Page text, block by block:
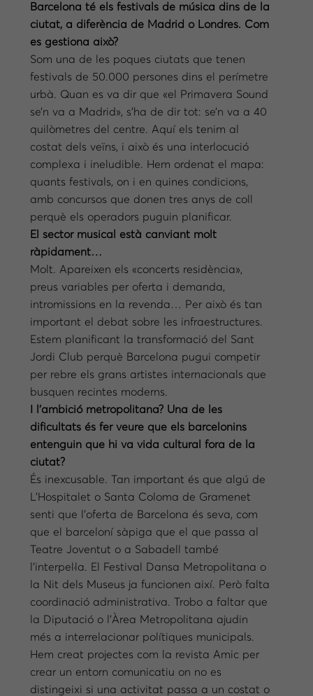
Barcelona té els festivals de música dins de la
ciutat, a diferència de Madrid o Londres. Com
es gestiona això?
Som una de les poques ciutats que tenen
festivals de 50.000 persones dins el perímetre
urbà. Quan es va dir que «el Primavera Sound
se’n va a Madrid», s’ha de dir tot: se’n va a 40
quilòmetres del centre. Aquí els tenim al
costat dels veïns, i això és una interlocució
complexa i ineludible. Hem ordenat el mapa:
quants festivals, on i en quines condicions,
amb concursos que donen tres anys de coll
perquè els operadors puguin planificar.
El sector musical està canviant molt
ràpidament…
Molt. Apareixen els «concerts residència»,
preus variables per oferta i demanda,
intromissions en la revenda… Per això és tan
important el debat sobre les infraestructures.
Estem planificant la transformació del Sant
Jordi Club perquè Barcelona pugui competir
per rebre els grans artistes internacionals que
busquen recintes moderns.
I l’ambició metropolitana? Una de les
dificultats és fer veure que els barcelonins
entenguin que hi va vida cultural fora de la
ciutat?
És inexcusable. Tan important és que algú de
L’Hospitalet o Santa Coloma de Gramenet
senti que l’oferta de Barcelona és seva, com
que el barceloní sàpiga que el que passa al
Teatre Joventut o a Sabadell també
l’interpel·la. El Festival Dansa Metropolitana o
la Nit dels Museus ja funcionen així. Però falta
coordinació administrativa. Trobo a faltar que
la Diputació o l’Àrea Metropolitana ajudin
més a interrelacionar polítiques municipals.
Hem creat projectes com la revista Amic per
crear un entorn comunicatiu on no es
distingeixi si una activitat passa a un costat o